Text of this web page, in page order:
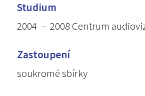
Studium
2004 – 2008 Centrum
Zastoupení
soukromé sbírky